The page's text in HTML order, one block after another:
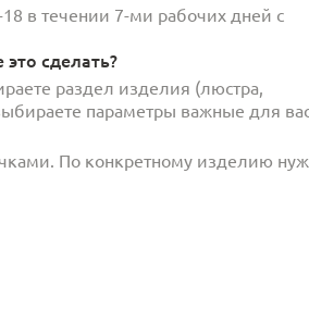
в течении 7-ми рабочих дней с
сделать?
раздел изделия (люстра,
параметры важные для
По конкретному изделию